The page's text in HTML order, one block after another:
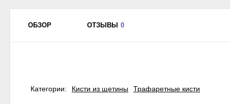
ОБЗОР ОТЗЫВЫ 0
Категории: Кисти из щетины Трафаретные кисти